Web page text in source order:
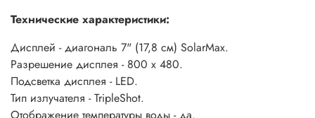
Технические характеристики:
Дисплей - диагональ 7" (17,8 см) SolarMax.
Разрешение дисплея - 800 x 480.
Подсветка дисплея - LED.
Тип излучателя - TripleShot.
Отображение температуры воды - да.